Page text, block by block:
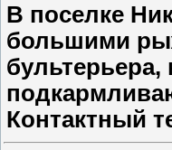
В поселке
большими
Контактный